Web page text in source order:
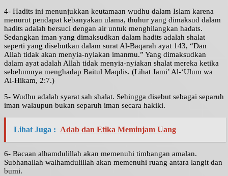
4- Hadits ini menunjukkan keutamaan wudhu dalam Islam karena
menurut pendapat kebanyakan ulama, thuhur yang dimaksud dalam
hadits adalah bersuci dengan air untuk menghilangkan hadats.
Sedangkan iman yang dimaksudkan dalam hadits adalah shalat
seperti yang disebutkan dalam surat Al-Baqarah ayat 143, “Dan
Allah tidak akan menyia-nyiakan imanmu.” Yang dimaksudkan
dalam ayat adalah Allah tidak menyia-nyiakan shalat mereka ketika
sebelumnya menghadap Baitul Maqdis. (Lihat Jami’ Al-‘Ulum wa
Al-Hikam, 2:7.)
5- Wudhu adalah syarat sah shalat. Sehingga disebut sebagai separuh
iman walaupun bukan separuh iman secara hakiki.
Lihat Juga : Adab dan Etika Meminjam Uang
6- Bacaan alhamdulillah akan memenuhi timbangan amalan.
Subhanallah walhamdulillah akan memenuhi ruang antara langit dan
bumi.